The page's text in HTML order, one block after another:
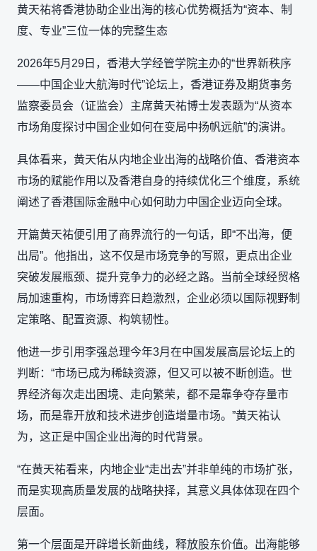
黄天祐将香港协助企业出海的核心优势概括为“资本、制
度、专业”三位一体的完整生态
2026年5月29日，香港大学经管学院主办的“世界新秩序
——中国企业大航海时代”论坛上，香港证券及期货事务
监察委员会（证监会）主席黄天祐博士发表题为“从资本
市场角度探讨中国企业如何在变局中扬帆远航”的演讲。
具体看来，黄天佑从内地企业出海的战略价值、香港资本
市场的赋能作用以及香港自身的持续优化三个维度，系统
阐述了香港国际金融中心如何助力中国企业迈向全球。
开篇黄天祐便引用了商界流行的一句话，即“不出海，便
出局”。他指出，这不仅是市场竞争的写照，更点出企业
突破发展瓶颈、提升竞争力的必经之路。当前全球经贸格
局加速重构，市场博弈日趋激烈，企业必须以国际视野制
定策略、配置资源、构筑韧性。
他进一步引用李强总理今年3月在中国发展高层论坛上的
判断：“市场已成为稀缺资源，但又可以被不断创造。世
界经济每次走出困境、走向繁荣，都不是靠争夺存量市
场，而是靠开放和技术进步创造增量市场。”黄天祐认
为，这正是中国企业出海的时代背景。
“在黄天祐看来，内地企业“走出去”并非单纯的市场扩张，
而是实现高质量发展的战略抉择，其意义具体体现在四个
层面。
第一个层面是开辟增长新曲线，释放股东价值。出海能够